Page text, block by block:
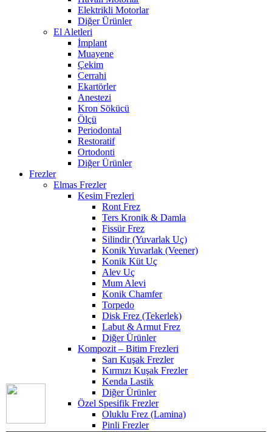
Elektrikli Motorlar
Diğer Ürünler
El Aletleri
İmplant
Muayene
Çekim
Cerrahi
Ekartörler
Anestezi
Kron Sökücü
Ölçü
Periodontal
Restoratif
Ortodonti
Diğer Ürünler
Frezler
Elmas Frezler
Kesim Frezleri
Ront Frez
Ters Kronik & Damla
Fissür Frez
Silindir (Yuvarlak Uç)
Konik Yuvarlak (Veener)
Konik Küt Uç
Alev Uç
Mum Alevi
Konik Chamfer
Torpedo
Disk Frez (Tekerlek)
Labut & Armut Frez
Diğer Ürünler
Kompozit – Bitim Frezleri
Sarı Kuşak Frezler
Kırmızı Kuşak Frezler
Kenda Lastik
Diğer Ürünler
Özel Spesifik Frezler
Oluklu Frez (Lamina)
Pinli Frezler